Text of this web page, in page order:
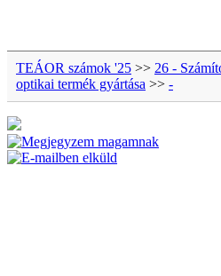
TEÁOR számok '25 >> 26 -
optikai termék gyártása >> -